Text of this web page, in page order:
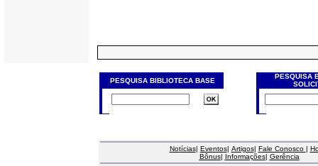
PESQUISA BIBLIOTECA BASE
PESQUISA
Notícias| Eventos| Artigos| Fale Conosco |
Bônus| Informações| Gerência